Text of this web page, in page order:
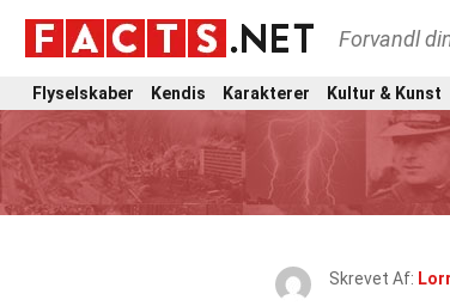
Forvandl
Flyselskaber Kendis Karakterer Kultur & Kunst
Skrevet Af: